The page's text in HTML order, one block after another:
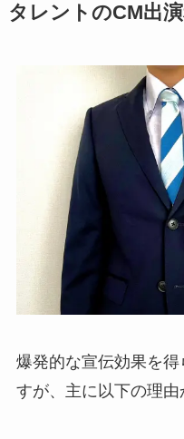
タレントのCM出
爆発的な宣伝効果を
すが、主に以下の理由